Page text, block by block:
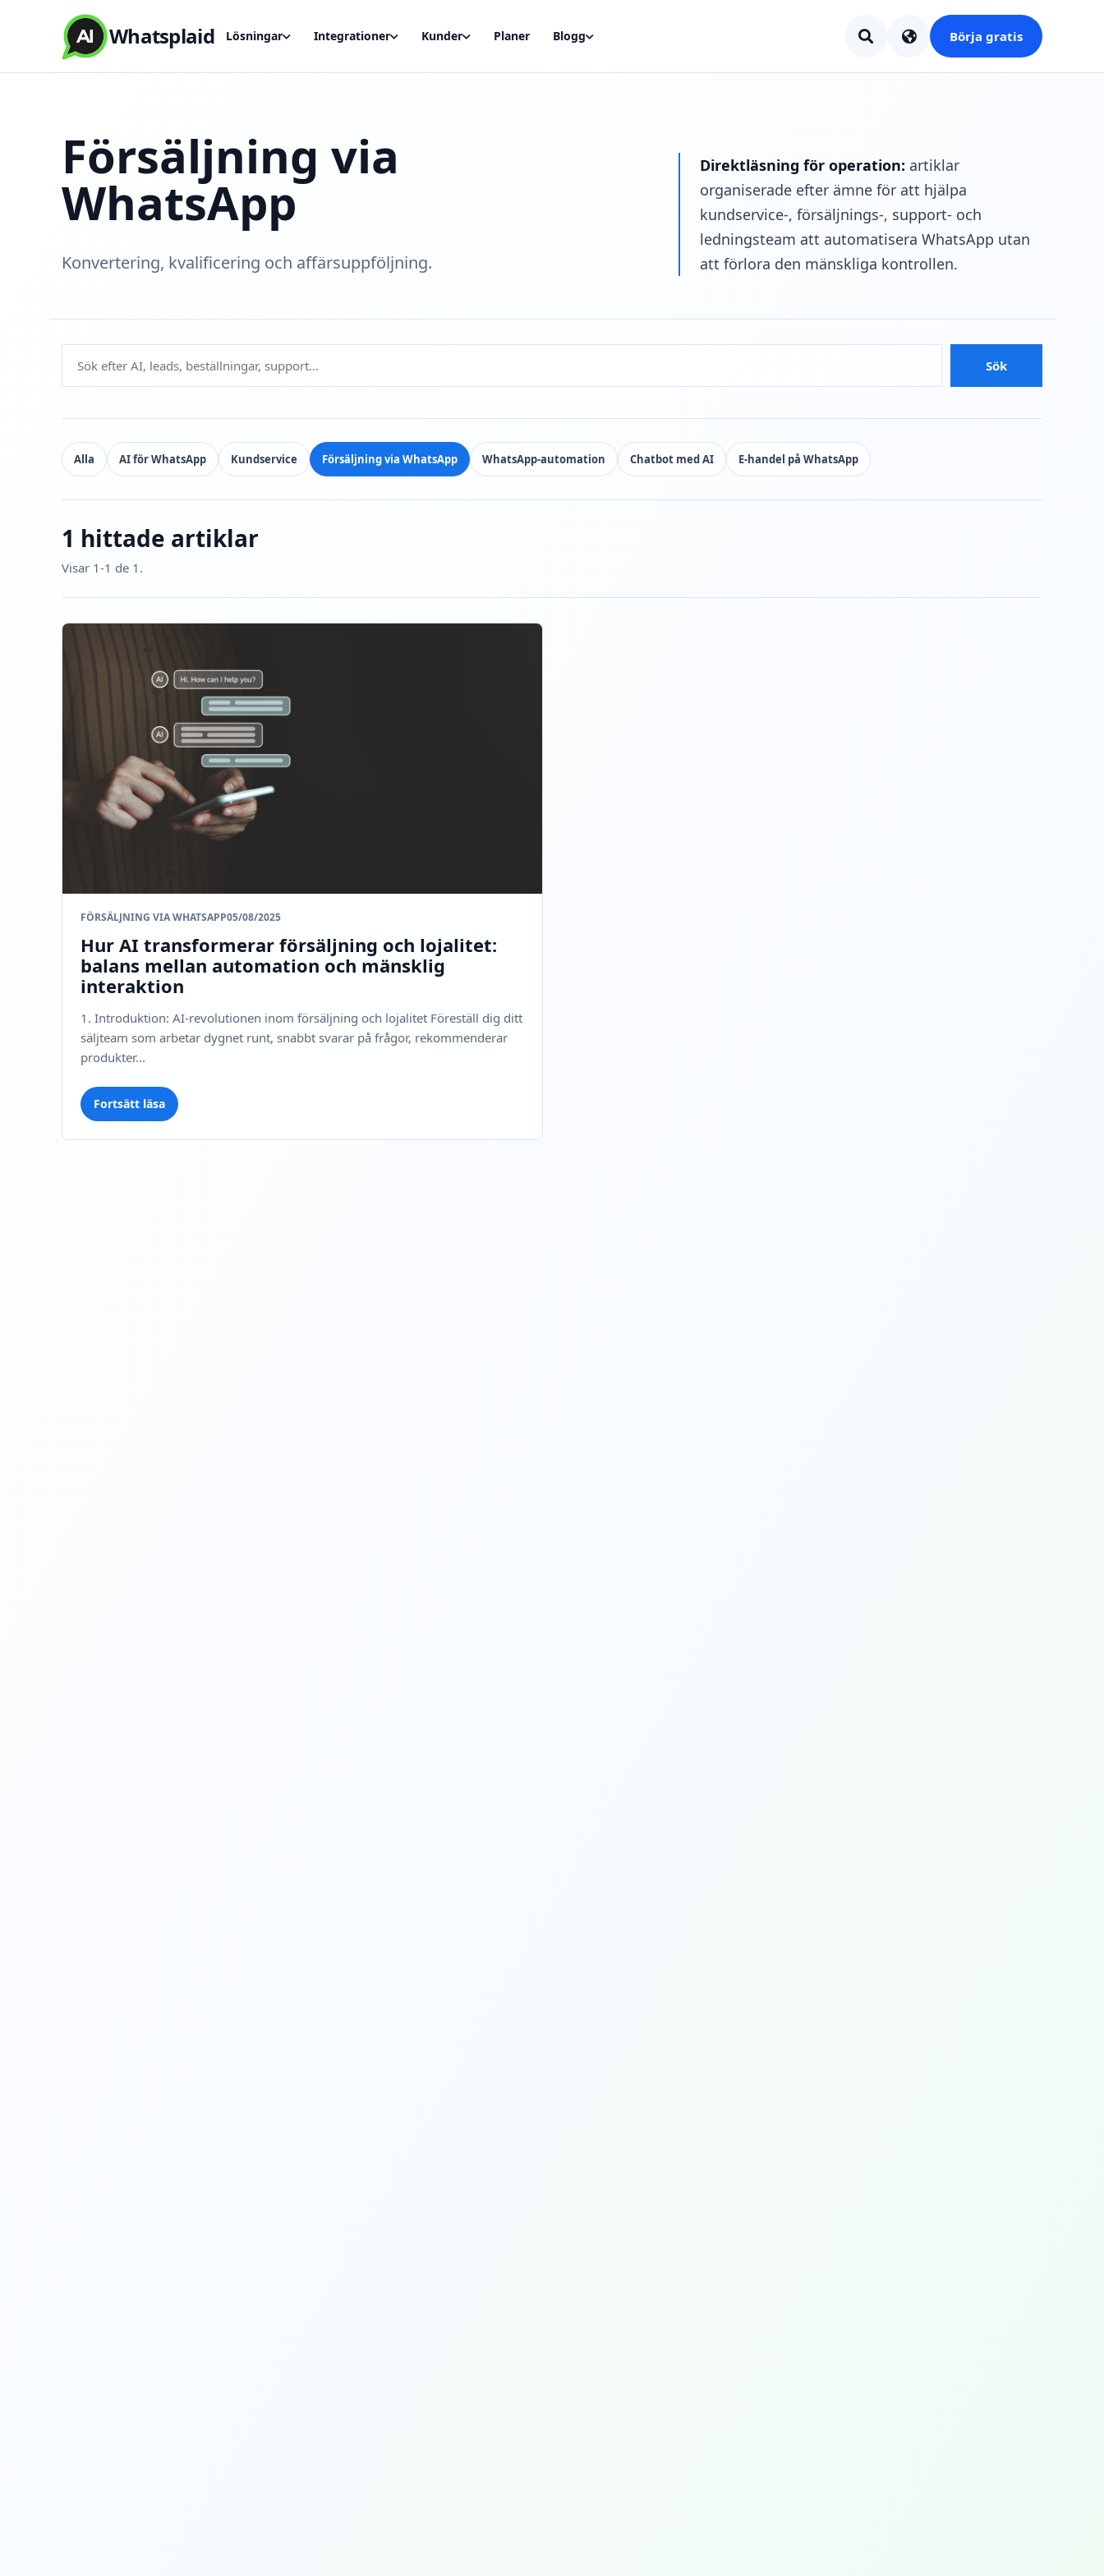
Whatsplaid Lösningar Integrationer Kunder Planer Blogg Börja gratis
Försäljning via
WhatsApp
Konvertering, kvalificering och affärsuppföljning.
Direktläsning för operation: artiklar
organiserade efter ämne för att hjälpa
kundservice-, försäljnings-, support- och
ledningsteam att automatisera WhatsApp utan
att förlora den mänskliga kontrollen.
Sök
Alla AI för WhatsApp Kundservice Försäljning via WhatsApp WhatsApp-automation Chatbot med AI E-handel på WhatsApp
1 hittade artiklar
Visar 1-1 de 1.
FÖRSÄLJNING VIA WHATSAPP05/08/2025
Hur AI transformerar försäljning och lojalitet:
balans mellan automation och mänsklig
interaktion
1. Introduktion: AI-revolutionen inom försäljning och lojalitet Föreställ dig ditt
säljteam som arbetar dygnet runt, snabbt svarar på frågor, rekommenderar
produkter...
Fortsätt läsa